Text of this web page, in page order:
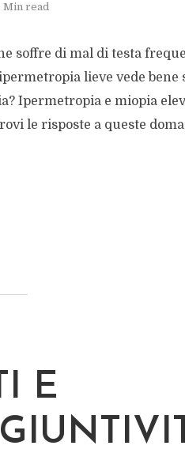
Min read
soffre di mal di testa
lieve vede bene
Ipermetropia e miopia
le risposte a queste
E